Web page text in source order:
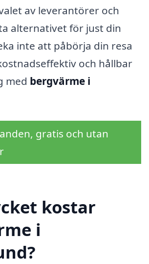
av leverantörer och
alternativet för just din
inte att påbörja din resa
och hållbar
med bergvärme i
gratis och utan
kostar
i